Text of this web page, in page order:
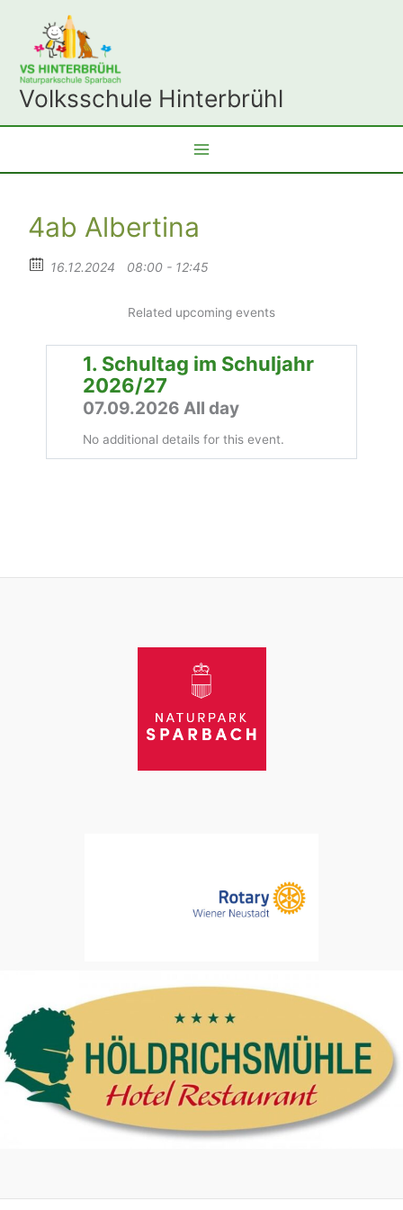
springen
Volksschule Hinterbrühl
4ab Albertina
16.12.2024 08:00 - 12:45
Related upcoming events
1. Schultag im Schuljahr
2026/27
07.09.2026 All day
No additional details for this event.